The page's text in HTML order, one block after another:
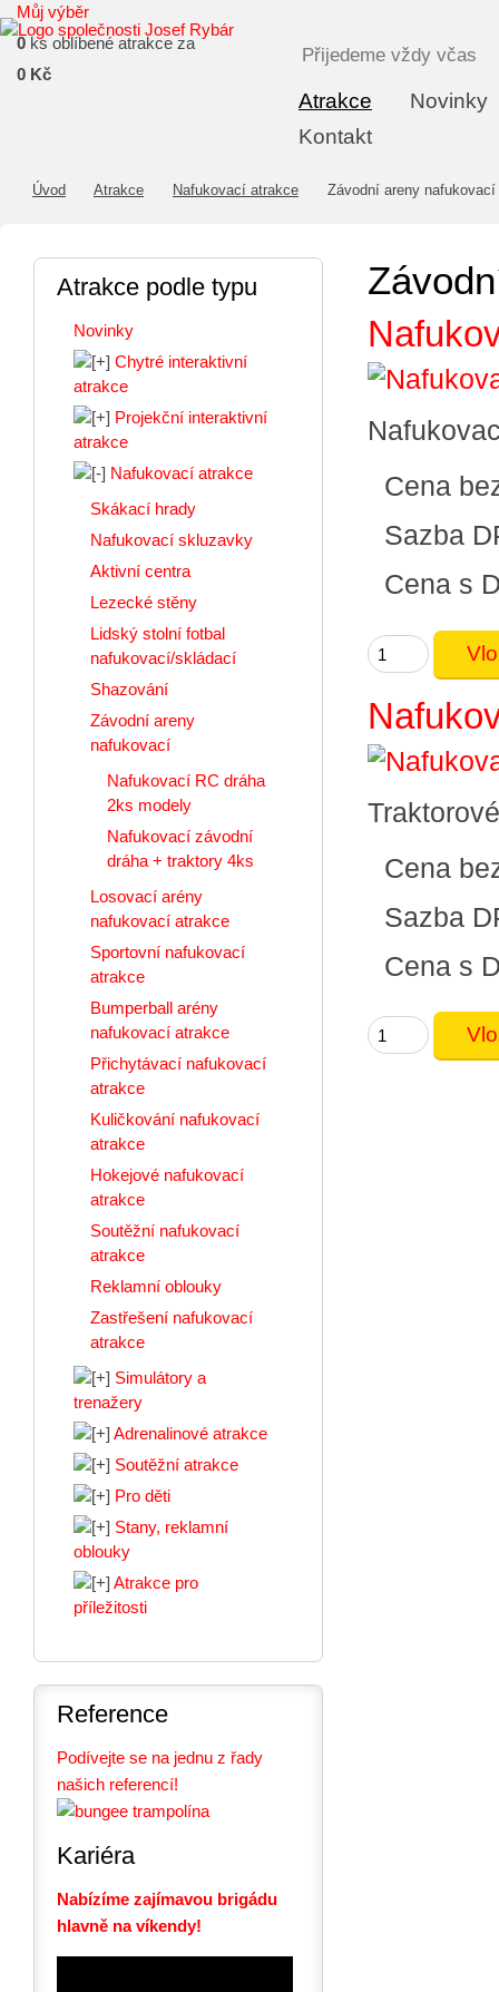
Atrakce
Novinky
Kontakt
Můj výběr
0 ks oblíbené atrakce za
0 Kč
Přijedeme vždy včas
Úvod Atrakce Nafukovací atrakce Závodní areny nafukovací
Cena
Sazba
Cena s
Cena
Sazba
Cena s
Atrakce podle typu
Novinky
Chytré interaktivní
atrakce
Projekční interaktivní
atrakce
Nafukovací atrakce
Skákací hrady
Nafukovací skluzavky
Aktivní centra
Lezecké stěny
Lidský stolní fotbal
nafukovací/skládací
Shazování
Závodní areny
nafukovací
Nafukovací RC dráha
2ks modely
Nafukovací závodní
dráha + traktory 4ks
Losovací arény
nafukovací atrakce
Sportovní nafukovací
atrakce
Bumperball arény
nafukovací atrakce
Přichytávací nafukovací
atrakce
Kuličkování nafukovací
atrakce
Hokejové nafukovací
atrakce
Soutěžní nafukovací
atrakce
Reklamní oblouky
Zastřešení nafukovací
atrakce
Simulátory a
trenažery
Adrenalinové atrakce
Soutěžní atrakce
Pro děti
Stany, reklamní
oblouky
Atrakce pro
příležitosti
Reference
Podívejte se na jednu z řady
našich referencí!
Kariéra
Nabízíme zajímavou brigádu
hlavně na víkendy!